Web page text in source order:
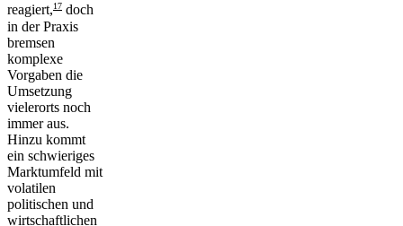
reagiert,17 doch
in der Praxis
bremsen
komplexe
Vorgaben die
Umsetzung
vielerorts noch
immer aus.
Hinzu kommt
ein schwieriges
Marktumfeld mit
volatilen
politischen und
wirtschaftlichen